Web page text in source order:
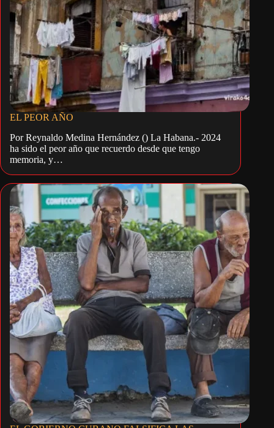
EL PEOR AÑO
Por Reynaldo Medina Hernández () La Habana.- 2024
ha sido el peor año que recuerdo desde que tengo
memoria, y…